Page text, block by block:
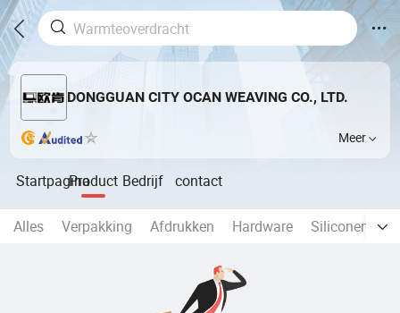
DONGGUAN CITY OCAN WEAVING CO., LTD.
Meer
StartpaginaProduct Bedrijf contact
Alles Verpakking Afdrukken Hardware Siliconen